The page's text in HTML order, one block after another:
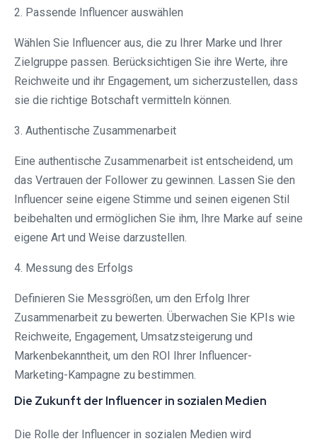
2. Passende Influencer auswählen
Wählen Sie Influencer aus, die zu Ihrer Marke und Ihrer
Zielgruppe passen. Berücksichtigen Sie ihre Werte, ihre
Reichweite und ihr Engagement, um sicherzustellen, dass
sie die richtige Botschaft vermitteln können.
3. Authentische Zusammenarbeit
Eine authentische Zusammenarbeit ist entscheidend, um
das Vertrauen der Follower zu gewinnen. Lassen Sie den
Influencer seine eigene Stimme und seinen eigenen Stil
beibehalten und ermöglichen Sie ihm, Ihre Marke auf seine
eigene Art und Weise darzustellen.
4. Messung des Erfolgs
Definieren Sie Messgrößen, um den Erfolg Ihrer
Zusammenarbeit zu bewerten. Überwachen Sie KPIs wie
Reichweite, Engagement, Umsatzsteigerung und
Markenbekanntheit, um den ROI Ihrer Influencer-
Marketing-Kampagne zu bestimmen.
Die Zukunft der Influencer in sozialen Medien
Die Rolle der Influencer in sozialen Medien wird